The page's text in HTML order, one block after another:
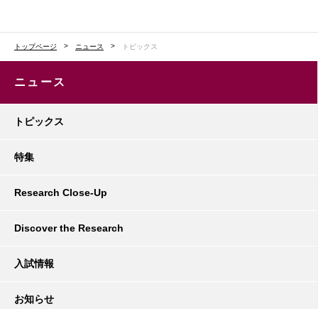
トップページ ニュース トピックス
ニュース
トピックス
特集
Research Close-Up
Discover the Research
入試情報
お知らせ